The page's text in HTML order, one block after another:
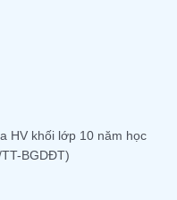
HV khối lớp 10 năm học
BGDĐT)